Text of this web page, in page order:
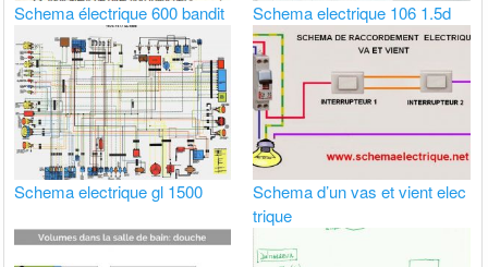
Schema électrique 600 bandit Schema electrique 106 1.5d
Schema electrique gl 1500
Schema d’un vas et vient elec
trique